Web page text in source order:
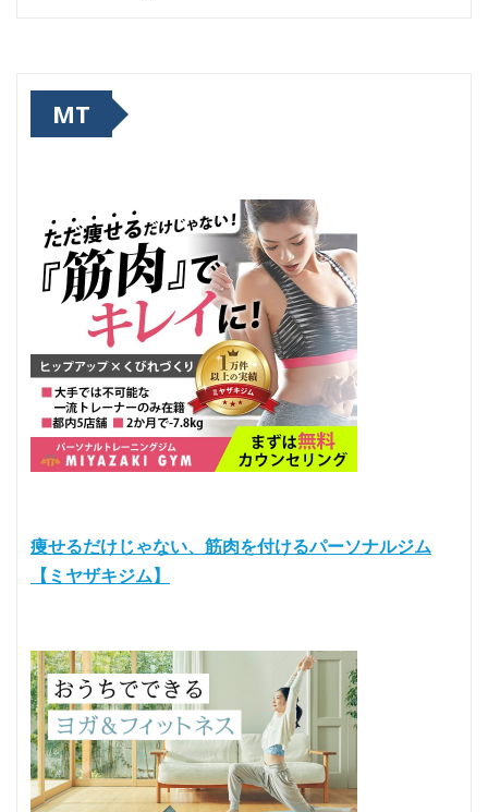
MT
痩せるだけじゃない、筋肉を付けるパーソナルジム
【ミヤザキジム】